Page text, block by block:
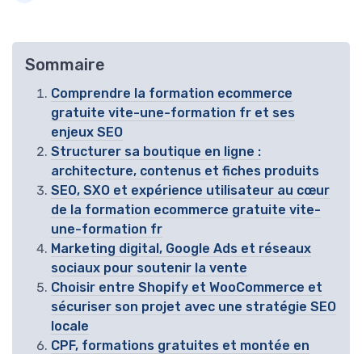
Sommaire
Comprendre la formation ecommerce
gratuite vite-une-formation fr et ses
enjeux SEO
Structurer sa boutique en ligne :
architecture, contenus et fiches produits
SEO, SXO et expérience utilisateur au cœur
de la formation ecommerce gratuite vite-
une-formation fr
Marketing digital, Google Ads et réseaux
sociaux pour soutenir la vente
Choisir entre Shopify et WooCommerce et
sécuriser son projet avec une stratégie SEO
locale
CPF, formations gratuites et montée en